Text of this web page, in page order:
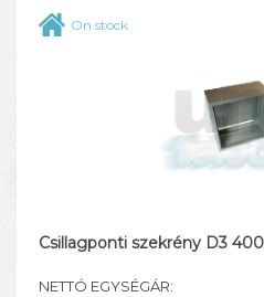
On stock
Csillagponti szekrény D3
NETTÓ EGYSÉGÁR: